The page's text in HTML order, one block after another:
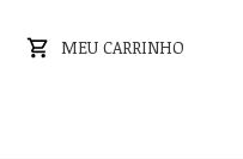
MEU CARRINHO